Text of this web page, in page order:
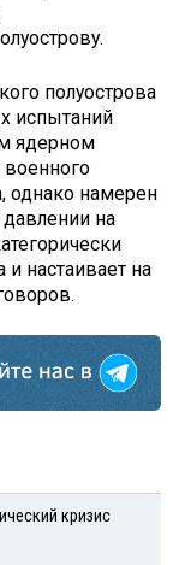
полуострова
испытаний
ядерном
однако намерен
на
настаивает на
кризис